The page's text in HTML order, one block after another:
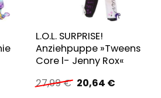
L.O.L. SURPRISE!
Anziehpuppe »Tweens
Core l- Jenny Rox«
27,99€ Ursprünglicher
Preis
20,64 €Aktueller